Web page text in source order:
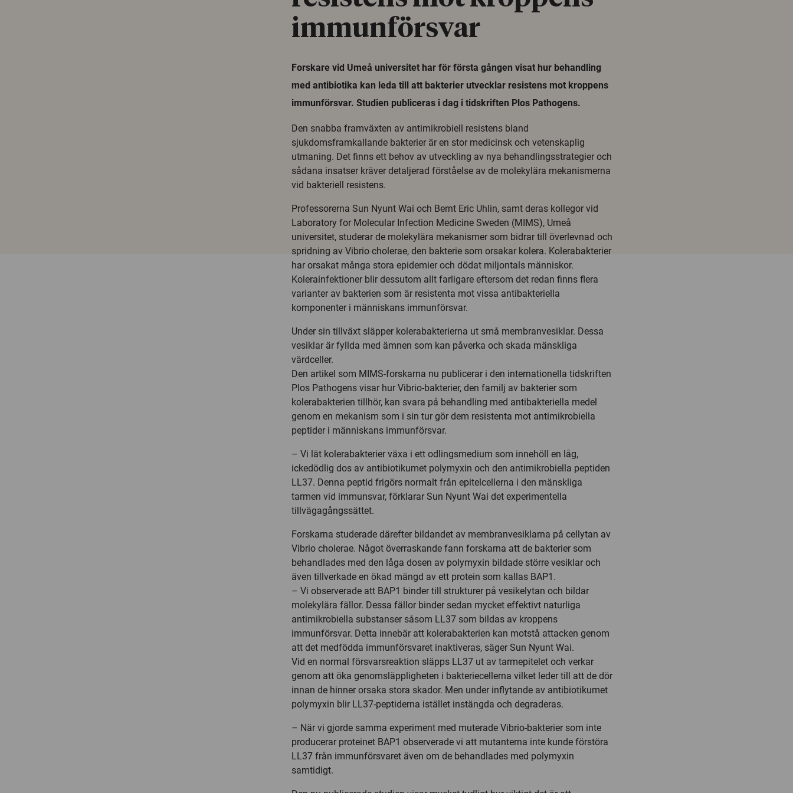
immunförsvar
Forskare vid Umeå universitet har för första gången visat hur behandling
med antibiotika kan leda till att bakterier utvecklar resistens mot kroppens
immunförsvar. Studien publiceras i dag i tidskriften Plos Pathogens.
Den snabba framväxten av antimikrobiell resistens bland
sjukdomsframkallande bakterier är en stor medicinsk och vetenskaplig
utmaning. Det finns ett behov av utveckling av nya behandlingsstrategier och
sådana insatser kräver detaljerad förståelse av de molekylära mekanismerna
vid bakteriell resistens.
Professorerna Sun Nyunt Wai och Bernt Eric Uhlin, samt deras kollegor vid
Laboratory for Molecular Infection Medicine Sweden (MIMS), Umeå
universitet, studerar de molekylära mekanismer som bidrar till överlevnad och
spridning av Vibrio cholerae, den bakterie som orsakar kolera. Kolerabakterier
har orsakat många stora epidemier och dödat miljontals människor.
Kolerainfektioner blir dessutom allt farligare eftersom det redan finns flera
varianter av bakterien som är resistenta mot vissa antibakteriella
komponenter i människans immunförsvar.
Under sin tillväxt släpper kolerabakterierna ut små membranvesiklar. Dessa
vesiklar är fyllda med ämnen som kan påverka och skada mänskliga
värdceller.
Den artikel som MIMS-forskarna nu publicerar i den internationella tidskriften
Plos Pathogens visar hur Vibrio-bakterier, den familj av bakterier som
kolerabakterien tillhör, kan svara på behandling med antibakteriella medel
genom en mekanism som i sin tur gör dem resistenta mot antimikrobiella
peptider i människans immunförsvar.
– Vi lät kolerabakterier växa i ett odlingsmedium som innehöll en låg,
ickedödlig dos av antibiotikumet polymyxin och den antimikrobiella peptiden
LL37. Denna peptid frigörs normalt från epitelcellerna i den mänskliga
tarmen vid immunsvar, förklarar Sun Nyunt Wai det experimentella
tillvägagångssättet.
Forskarna studerade därefter bildandet av membranvesiklarna på cellytan av
Vibrio cholerae. Något överraskande fann forskarna att de bakterier som
behandlades med den låga dosen av polymyxin bildade större vesiklar och
även tillverkade en ökad mängd av ett protein som kallas BAP1.
– Vi observerade att BAP1 binder till strukturer på vesikelytan och bildar
molekylära fällor. Dessa fällor binder sedan mycket effektivt naturliga
antimikrobiella substanser såsom LL37 som bildas av kroppens
immunförsvar. Detta innebär att kolerabakterien kan motstå attacken genom
att det medfödda immunförsvaret inaktiveras, säger Sun Nyunt Wai.
Vid en normal försvarsreaktion släpps LL37 ut av tarmepitelet och verkar
genom att öka genomsläppligheten i bakteriecellerna vilket leder till att de dör
innan de hinner orsaka stora skador. Men under inflytande av antibiotikumet
polymyxin blir LL37-peptiderna istället instängda och degraderas.
– När vi gjorde samma experiment med muterade Vibrio-bakterier som inte
producerar proteinet BAP1 observerade vi att mutanterna inte kunde förstöra
LL37 från immunförsvaret även om de behandlades med polymyxin
samtidigt.